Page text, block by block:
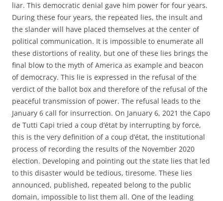
liar. This democratic denial gave him power for four years.
During these four years, the repeated lies, the insult and
the slander will have placed themselves at the center of
political communication. It is impossible to enumerate all
these distortions of reality, but one of these lies brings the
final blow to the myth of America as example and beacon
of democracy. This lie is expressed in the refusal of the
verdict of the ballot box and therefore of the refusal of the
peaceful transmission of power. The refusal leads to the
January 6 call for insurrection. On January 6, 2021 the Capo
de Tutti Capi tried a coup d’état by interrupting by force,
this is the very definition of a coup d’état, the institutional
process of recording the results of the November 2020
election. Developing and pointing out the state lies that led
to this disaster would be tedious, tiresome. These lies
announced, published, repeated belong to the public
domain, impossible to list them all. One of the leading